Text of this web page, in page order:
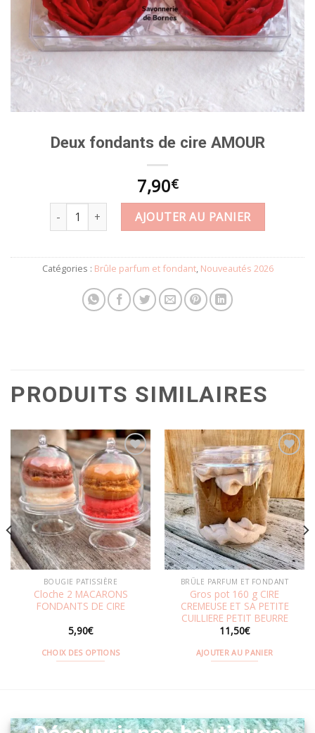
Deux fondants de cire AMOUR
7,90€
quantité de Deux fondants de cire AMOUR
AJOUTER AU PANIER
Catégories : Brûle parfum et fondant, Nouveautés 2026
PRODUITS SIMILAIRES
Ajouter
à la
wishlist
BOUGIE PATISSIÈRE
Cloche 2 MACARONS
FONDANTS DE CIRE
5,90€
CHOIX DES OPTIONS
variations.
Ajouter
à la
wishlist
BRÛLE PARFUM ET FONDANT
Gros pot 160 g CIRE
CREMEUSE ET SA PETITE
CUILLIERE PETIT BEURRE
11,50€
AJOUTER AU PANIER